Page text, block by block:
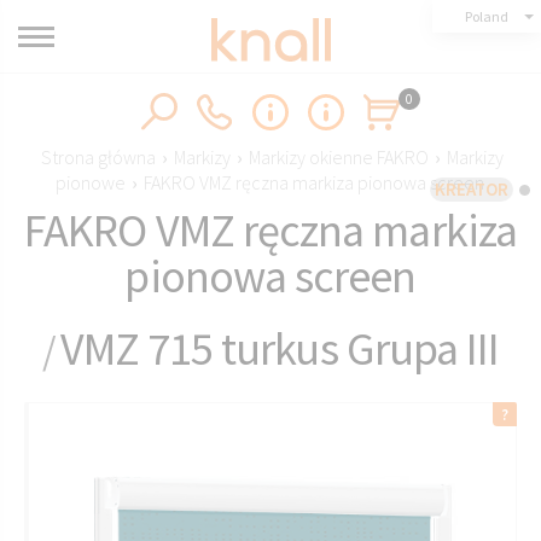
KREATOR
Poland
0
Strona główna › Markizy › Markizy okienne FAKRO › Markizy
pionowe
› FAKRO VMZ ręczna markiza pionowa screen
FAKRO VMZ ręczna markiza
pionowa screen
/VMZ 715 turkus Grupa III